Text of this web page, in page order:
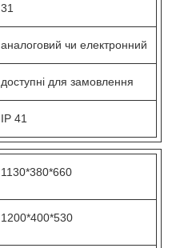
31
аналоговий чи електронний
доступні для замовлення
IP 41
1130*380*660
1200*400*530